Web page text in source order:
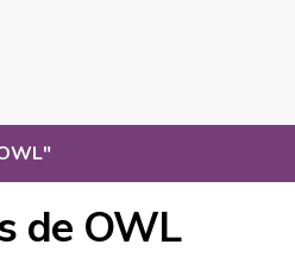
"
de OWL